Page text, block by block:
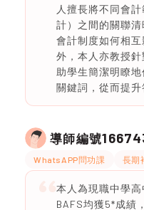
人擅長將不同會
計）之間的關聯
會計制度如何相
外，本人亦教授
助學生簡潔明瞭
關鍵詞，從而提升
導師編號
WhatsAPP問功課 長期
本人為現職中學高
BAFS均獲5*成績